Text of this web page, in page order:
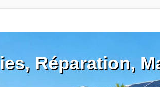
Réparation,